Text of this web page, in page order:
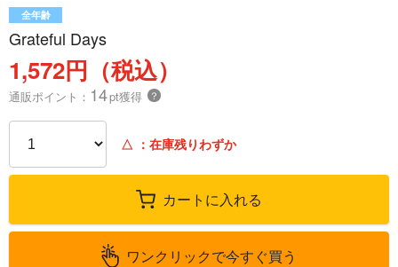
全年齢
Grateful Days
1,572円（税込）
通販ポイント： 14pt獲得 ？
△ ：在庫残りわずか
カートに入れる
ワンクリックで今すぐ買う